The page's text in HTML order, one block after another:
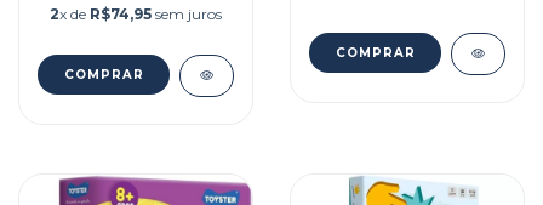
2x de R$74,95 sem juros